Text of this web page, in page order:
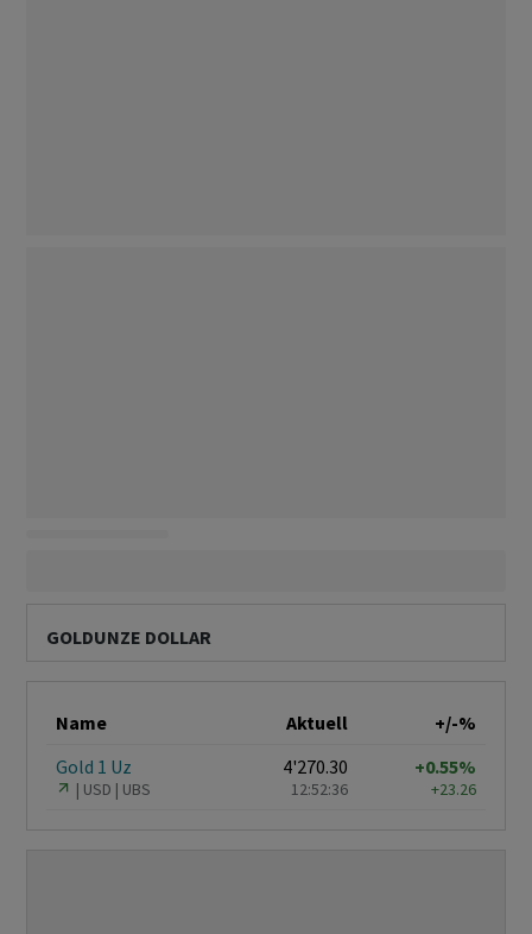
GOLDUNZE DOLLAR
Name Aktuell
+/-%
Gold 1 Uz
USD UBS
4'270.30
12:52:36
+0.55%
+23.26